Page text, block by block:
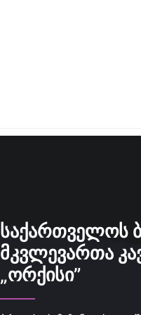
ᲡᲐᲥᲐᲠᲗᲕᲔᲚᲝᲡ
ᲛᲙᲕᲚᲔᲕᲐᲠᲗᲐ
„ᲝᲠᲥᲘᲡᲘ”